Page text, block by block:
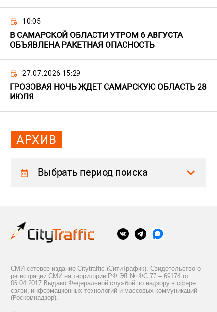
10:05
В САМАРСКОЙ ОБЛАСТИ УТРОМ 6 АВГУСТА
ОБЪЯВЛЕНА РАКЕТНАЯ ОПАСНОСТЬ
27.07.2026 15:29
ГРОЗОВАЯ НОЧЬ ЖДЕТ САМАРСКУЮ ОБЛАСТЬ 28
ИЮЛЯ
АРХИВ
Выбрать период поиска
СМИ сетевое издание Citytraffic (СитиТрафик). Свидетельство о
регистрации СМИ на территории РФ ЭЛ № ФС 77 – 69174 от
06.04.2017 Выдано Федеральной службой по надзору в сфере
связи, информационных технологий и массовых коммуникаций
(Роскомнадзор).